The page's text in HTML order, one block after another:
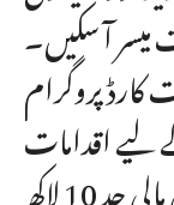
آ سکیں۔
پروگرام
لیے اقدامات
کر رہی ہے اور صحت کارڈ کی مالی حد 10 لاکھ